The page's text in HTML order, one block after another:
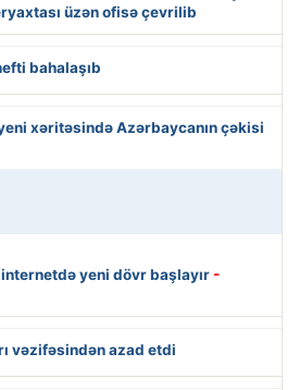
üzən ofisə çevrilib
bahalaşıb
xəritəsində Azərbaycanın çəkisi
yeni dövr başlayır -
vəzifəsindən azad etdi